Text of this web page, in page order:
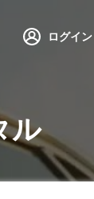
ログイン
ル